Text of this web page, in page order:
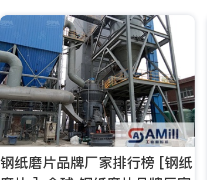
钢纸磨片品牌厂家排行榜 [钢纸